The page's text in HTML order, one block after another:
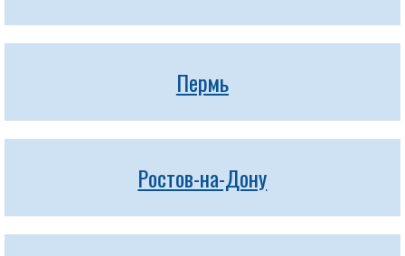
Пермь
Ростов-на-Дону